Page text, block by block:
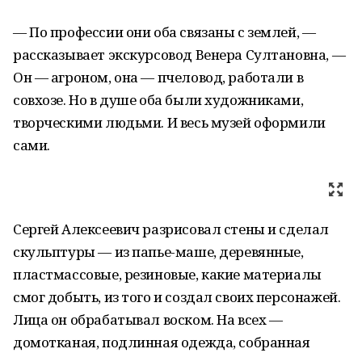
— По профессии они оба связаны с землей, —
рассказывает экскурсовод Венера Султановна, —
Он — агроном, она — пчеловод, работали в
совхозе. Но в душе оба были художниками,
творческими людьми. И весь музей оформили
сами.
Сергей Алексеевич разрисовал стены и сделал
скульптуры — из папье-маше, деревянные,
пластмассовые, резиновые, какие материалы
смог добыть, из того и создал своих персонажей.
Лица он обрабатывал воском. На всех —
домотканая, подлинная одежда, собранная